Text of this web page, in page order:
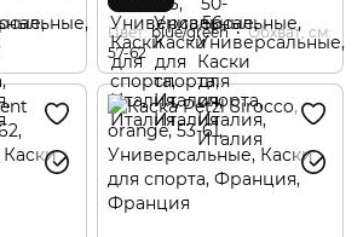
Цвет blue/green
Обхват, см
57-62